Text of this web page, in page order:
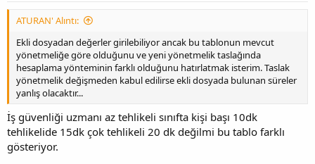
ATURAN' Alıntı:
Ekli dosyadan değerler girilebiliyor ancak bu tablonun mevcut
yönetmeliğe göre olduğunu ve yeni yönetmelik taslağında
hesaplama yönteminin farklı olduğunu hatırlatmak isterim. Taslak
yönetmelik değişmeden kabul edilirse ekli dosyada bulunan süreler
yanlış olacaktır...
İş güvenliği uzmanı az tehlikeli sınıfta kişi başı 10dk
tehlikelide 15dk çok tehlikeli 20 dk değilmi bu tablo farklı
gösteriyor.